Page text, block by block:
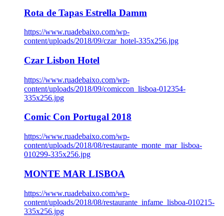
Rota de Tapas Estrella Damm
https://www.ruadebaixo.com/wp-
content/uploads/2018/09/czar_hotel-335x256.jpg
Czar Lisbon Hotel
https://www.ruadebaixo.com/wp-
content/uploads/2018/09/comiccon_lisboa-012354-
335x256.jpg
Comic Con Portugal 2018
https://www.ruadebaixo.com/wp-
content/uploads/2018/08/restaurante_monte_mar_lisboa-
010299-335x256.jpg
MONTE MAR LISBOA
https://www.ruadebaixo.com/wp-
content/uploads/2018/08/restaurante_infame_lisboa-010215-
335x256.jpg